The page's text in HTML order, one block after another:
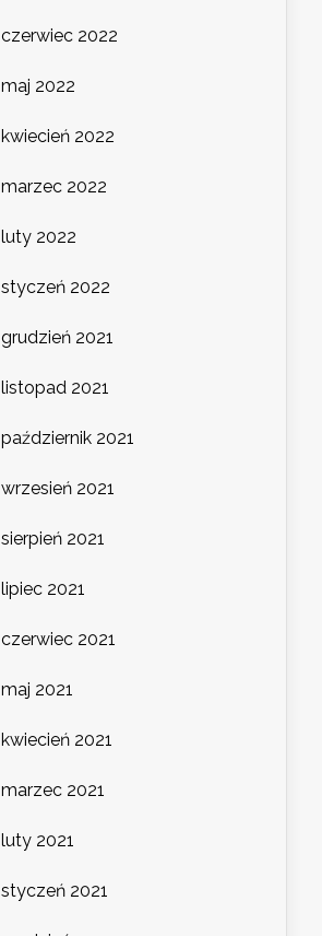
czerwiec 2022
maj 2022
kwiecień 2022
marzec 2022
luty 2022
styczeń 2022
grudzień 2021
listopad 2021
październik 2021
wrzesień 2021
sierpień 2021
lipiec 2021
czerwiec 2021
maj 2021
kwiecień 2021
marzec 2021
luty 2021
styczeń 2021